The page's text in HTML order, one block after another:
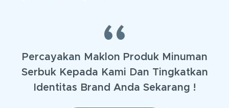
Percayakan Maklon Produk Minuman
Serbuk Kepada Kami Dan Tingkatkan
Identitas Brand Anda Sekarang !